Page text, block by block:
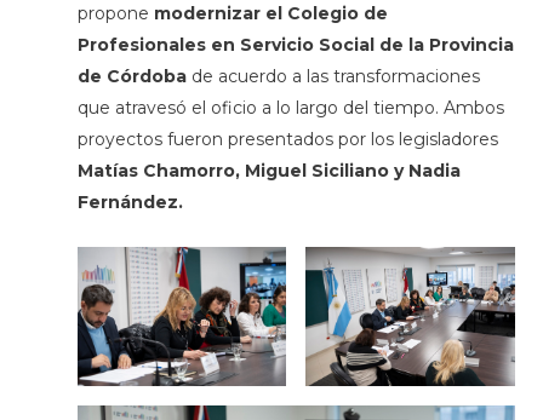
propone modernizar el Colegio de
Profesionales en Servicio Social de la Provincia
de Córdobade acuerdo a las transformaciones
que atravesó el oficio a lo largo del tiempo. Ambos
proyectos fueron presentados por los legisladores
Matías Chamorro, Miguel Siciliano y Nadia
Fernández.